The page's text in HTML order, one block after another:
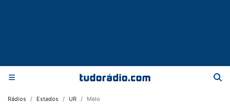
Rádios Estados UR Melo